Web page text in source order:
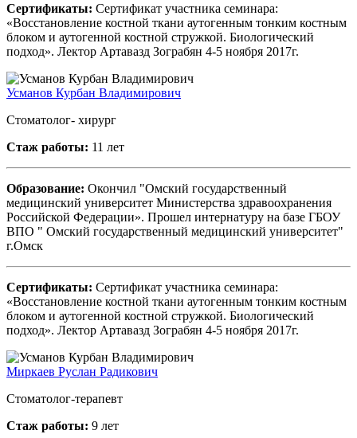
Сертификаты: Сертификат участника семинара:
«Восстановление костной ткани аутогенным тонким костным
блоком и аутогенной костной стружкой. Биологический
подход». Лектор Артавазд Зограбян 4-5 ноября 2017г.
Усманов Курбан Владимирович
Стоматолог- хирург
Стаж работы: 11 лет
Образование: Окончил "Омский государственный
медицинский университет Министерства здравоохранения
Российской Федерации». Прошел интернатуру на базе ГБОУ
ВПО " Омский государственный медицинский университет"
г.Омск
Сертификаты: Сертификат участника семинара:
«Восстановление костной ткани аутогенным тонким костным
блоком и аутогенной костной стружкой. Биологический
подход». Лектор Артавазд Зограбян 4-5 ноября 2017г.
Миркаев Руслан Радикович
Стоматолог-терапевт
Стаж работы: 9 лет